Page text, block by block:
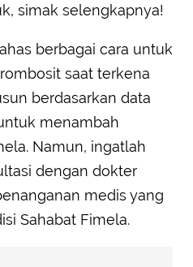
simak selengkapnya!
berbagai cara untuk
saat terkena
berdasarkan data
menambah
Namun, ingatlah
dengan dokter
medis yang
Sahabat Fimela.